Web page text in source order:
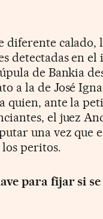
diferente calado,
detectadas en el
de Bankia
a la de José
quien, ante la
el juez
una vez que
peritos.
para fijar si se